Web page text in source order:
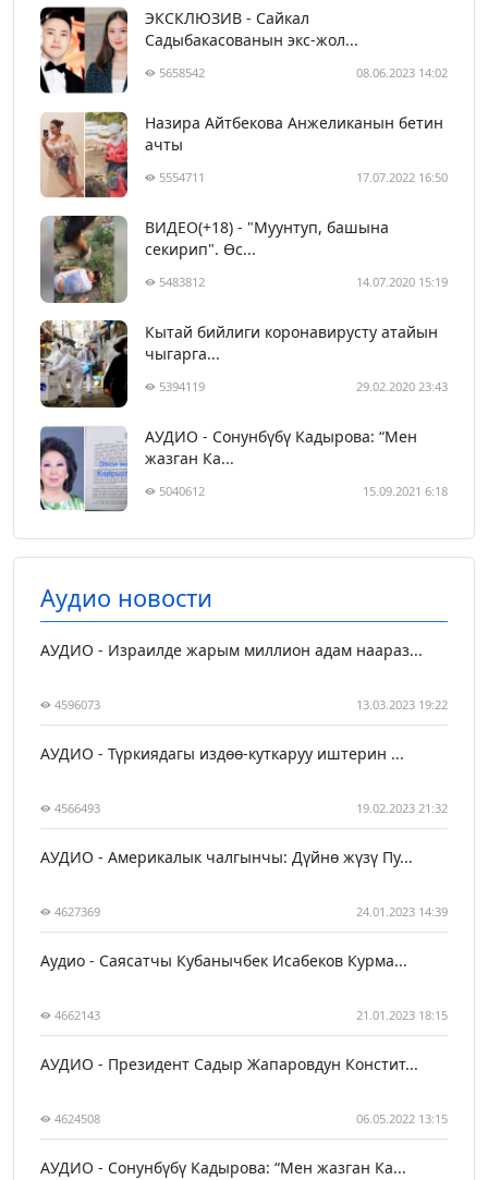
ЭКСКЛЮЗИВ - Сайкал
Садыбакасованын экс-жол...
5658542 08.06.2023 14:02
Назира Айтбекова Анжеликанын бетин
ачты
5554711 17.07.2022 16:50
ВИДЕО(+18) - "Муунтуп, башына
секирип". Өс...
5483812 14.07.2020 15:19
Кытай бийлиги коронавирусту атайын
чыгарга...
5394119 29.02.2020 23:43
АУДИО - Сонунбүбү Кадырова: “Мен
жазган Ка...
5040612 15.09.2021 6:18
Аудио новости
АУДИО - Израилде жарым миллион адам наараз...
4596073 13.03.2023 19:22
АУДИО - Түркиядагы издөө-куткаруу иштерин ...
4566493 19.02.2023 21:32
АУДИО - Америкалык чалгынчы: Дүйнө жүзү Пу...
4627369 24.01.2023 14:39
Аудио - Саясатчы Кубанычбек Исабеков Курма...
4662143 21.01.2023 18:15
АУДИО - Президент Садыр Жапаровдун Констит...
4624508 06.05.2022 13:15
АУДИО - Сонунбүбү Кадырова: “Мен жазган Ка...